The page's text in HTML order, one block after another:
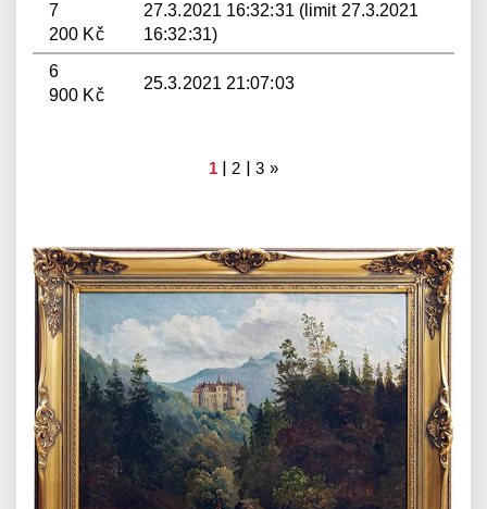
7
200 Kč
27.3.2021 16:32:31 (limit 27.3.2021
16:32:31)
6
900 Kč
25.3.2021 21:07:03
1 |2 | 3 »